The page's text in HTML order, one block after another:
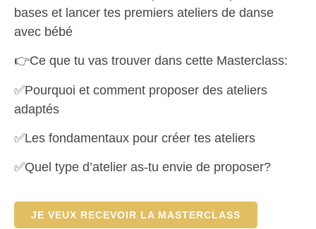
bases et lancer tes premiers ateliers de danse
avec bébé
👉Ce que tu vas trouver dans cette Masterclass:
✅Pourquoi et comment proposer des ateliers
adaptés
✅Les fondamentaux pour créer tes ateliers
✅Quel type d’atelier as-tu envie de proposer?
JE VEUX RECEVOIR LA MASTERCLASS